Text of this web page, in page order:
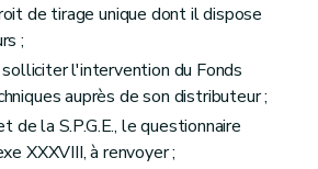
de tirage unique dont il dispose
;
l'intervention du Fonds
auprès de son distributeur ;
de la S.P.G.E., le questionnaire
XXXVIII, à renvoyer ;